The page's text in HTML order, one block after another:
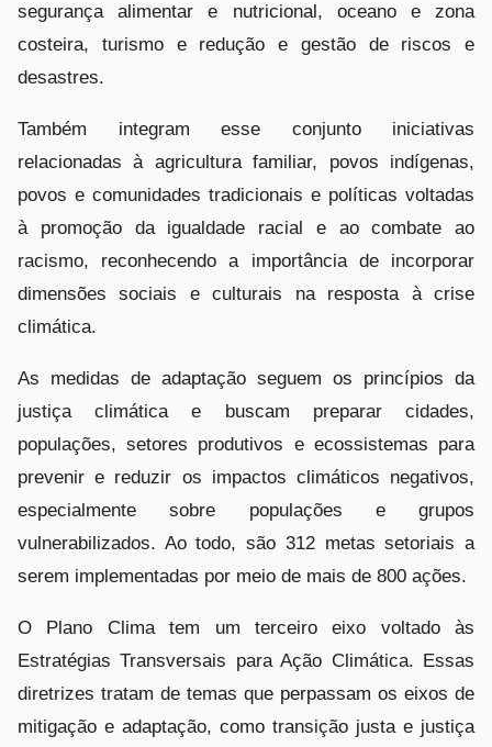
segurança alimentar e nutricional, oceano e zona
costeira, turismo e redução e gestão de riscos e
desastres.
Também integram esse conjunto iniciativas
relacionadas à agricultura familiar, povos indígenas,
povos e comunidades tradicionais e políticas voltadas
à promoção da igualdade racial e ao combate ao
racismo, reconhecendo a importância de incorporar
dimensões sociais e culturais na resposta à crise
climática.
As medidas de adaptação seguem os princípios da
justiça climática e buscam preparar cidades,
populações, setores produtivos e ecossistemas para
prevenir e reduzir os impactos climáticos negativos,
especialmente sobre populações e grupos
vulnerabilizados. Ao todo, são 312 metas setoriais a
serem implementadas por meio de mais de 800 ações.
O Plano Clima tem um terceiro eixo voltado às
Estratégias Transversais para Ação Climática. Essas
diretrizes tratam de temas que perpassam os eixos de
mitigação e adaptação, como transição justa e justiça